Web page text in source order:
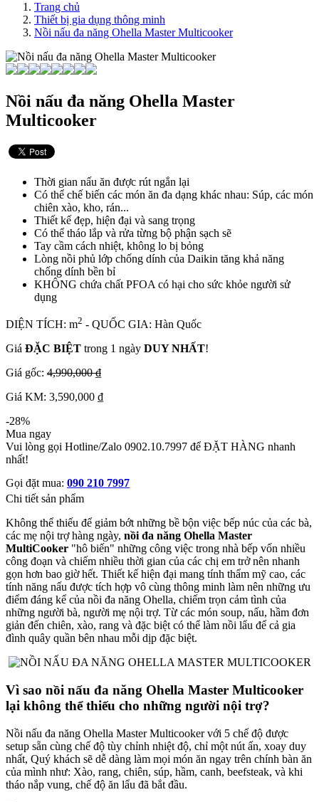
Trang chủ
Thiết bị gia dụng thông minh
Nồi nấu đa năng Ohella Master Multicooker
Nồi nấu đa năng Ohella Master
Multicooker
Thời gian nấu ăn được rút ngắn lại
Có thể chế biến các món ăn đa dạng khác nhau: Súp, các món
chiên xào, kho, rán...
Thiết kế đẹp, hiện đại và sang trọng
Có thể tháo lắp và rửa từng bộ phận sạch sẽ
Tay cầm cách nhiệt, không lo bị bỏng
Lòng nồi phủ lớp chống dính của Daikin tăng khả năng
chống dính bền bỉ
KHÔNG chứa chất PFOA có hại cho sức khỏe người sử
dụng
DIỆN TÍCH: m2 - QUỐC GIA: Hàn Quốc
Giá ĐẶC BIỆT trong 1 ngày DUY NHẤT!
Giá gốc: 4,990,000 ₫
Giá KM: 3,590,000 ₫
-28%
Mua ngay
Vui lòng gọi Hotline/Zalo 0902.10.7997 để ĐẶT HÀNG nhanh
nhất!
Gọi đặt mua: 090 210 7997
Chi tiết sản phẩm
Không thể thiếu để giảm bớt những bề bộn việc bếp núc của các bà,
các mẹ nội trợ hàng ngày, nồi đa năng Ohella Master
MultiCooker "hô biến" những công việc trong nhà bếp vốn nhiều
công đoạn và chiếm nhiều thời gian của các chị em trở nên nhanh
gọn hơn bao giờ hết. Thiết kế hiện đại mang tính thẩm mỹ cao, các
tính năng nấu được tích hợp vô cùng thông minh làm nên những ưu
điểm đáng kể của nồi đa năng Ohella, chiếm trọn cảm tình của
những người bà, người mẹ nội trợ. Từ các món soup, nấu, hầm đơn
giản đến chiên, xào, rang và đặc biệt có thể làm nồi lẩu để cả gia
đình quây quần bên nhau mỗi dịp đặc biệt.
Vì sao nồi nấu đa năng Ohella Master Multicooker
lại không thể thiếu cho những người nội trợ?
Nồi nấu đa năng Ohella Master Multicooker với 5 chế độ được
setup sẵn cùng chế độ tùy chỉnh nhiệt độ, chỉ một nút ấn, xoay duy
nhất, Quý khách sẽ dễ dàng làm mọi món ăn ngay trên chính bàn ăn
của mình như: Xào, rang, chiên, súp, hầm, canh, beefsteak, và khi
tháo nắp vung, chế độ ăn lẩu đã bắt đầu.